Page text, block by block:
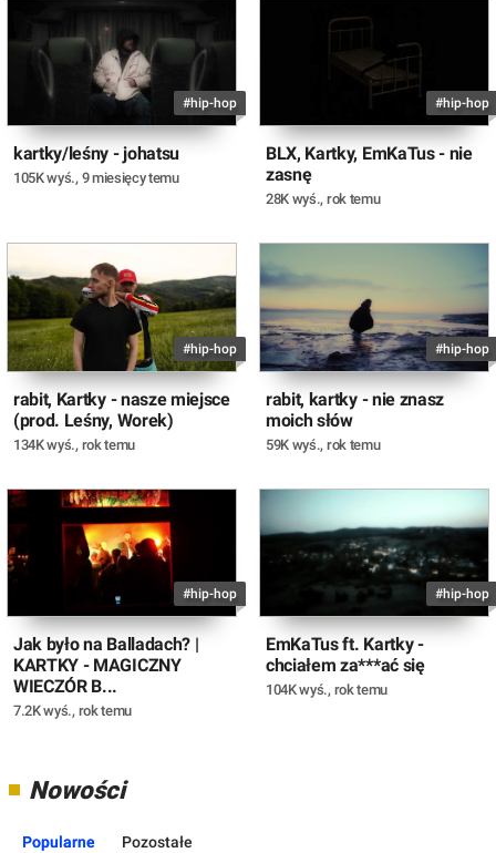
#hip-hop
kartky/leśny - johatsu
105K wyś., 9 miesięcy temu
#hip-hop
BLX, Kartky, EmKaTus - nie
zasnę
28K wyś., rok temu
#hip-hop
rabit, Kartky - nasze miejsce
(prod. Leśny, Worek)
134K wyś., rok temu
#hip-hop
rabit, kartky - nie znasz
moich słów
59K wyś., rok temu
#hip-hop
Jak było na Balladach? |
KARTKY - MAGICZNY
WIECZÓR B...
7.2K wyś., rok temu
#hip-hop
EmKaTus ft. Kartky -
chciałem za***ać się
104K wyś., rok temu
Nowości
Popularne Pozostałe